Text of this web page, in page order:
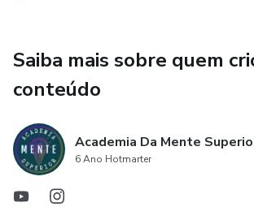
Saiba mais sobre quem
conteúdo
Academia Da Mente
6 Ano Hotmarter